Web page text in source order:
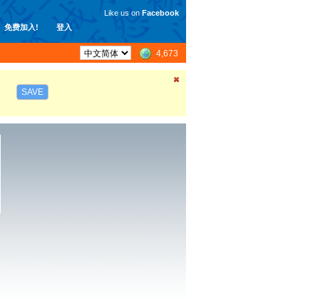
免费加入! 登入
Like us on Facebook
4,673
SAVE